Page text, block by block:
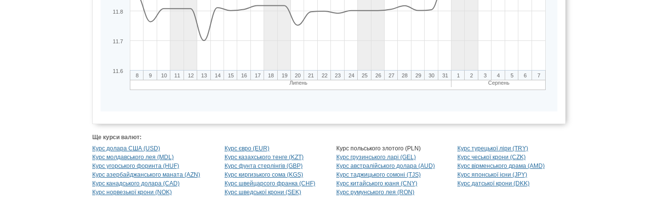
8 9 10 11 12 13 14 15 16 17 18 19 20 21 22 23 24 25 26 27 28 29 30 31 1 2 3 4 5 6
7
Липень
Серпень
11.6
11.7
11.8
Ще курси валют:
Курс долара США (USD)
Курс євро (EUR) Курс польського злотого (PLN)
Курс турецької ліри (TRY)
Курс молдавського лея (MDL)
Курс казахського тенге (KZT) Курс грузинського ларі (GEL)
Курс чеської крони (CZK)
Курс угорського форинта (HUF)
Курс фунта стерлінгів (GBP) Курс австралійського долара (AUD)
Курс вірменського драма (AMD)
Курс азербайджанського маната (AZN)
Курс киргизького сома (KGS) Курс таджицького сомоні (TJS)
Курс японської ієни (JPY)
Курс канадського долара (CAD)
Курс швейцарсого франка (CHF) Курс китайського юаня (CNY)
Курс датської крони (DKK)
Курс норвезької крони (NOK)
Курс шведської крони (SEK) Курс румунського лея (RON)